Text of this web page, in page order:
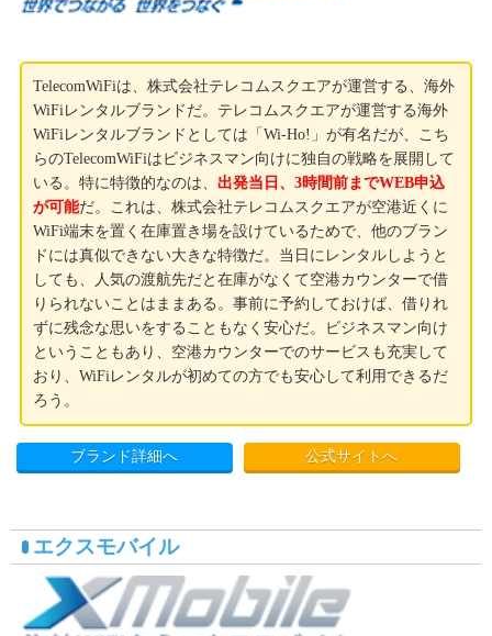
TelecomWiFiは、株式会社テレコムスクエアが運営する、海外
WiFiレンタルブランドだ。テレコムスクエアが運営する海外
WiFiレンタルブランドとしては「Wi-Ho!」が有名だが、こち
らのTelecomWiFiはビジネスマン向けに独自の戦略を展開して
いる。特に特徴的なのは、 出発当日、3時間前までWEB申込
が可能だ。これは、株式会社テレコムスクエアが空港近くに
WiFi端末を置く在庫置き場を設けているためで、他のブラン
ドには真似できない大きな特徴だ。当日にレンタルしようと
しても、人気の渡航先だと在庫がなくて空港カウンターで借
りられないことはままある。事前に予約しておけば、借りれ
ずに残念な思いをすることもなく安心だ。ビジネスマン向け
ということもあり、空港カウンターでのサービスも充実して
おり、WiFiレンタルが初めての方でも安心して利用できるだ
ろう。
ブランド詳細へ 公式サイトへ
エクスモバイル